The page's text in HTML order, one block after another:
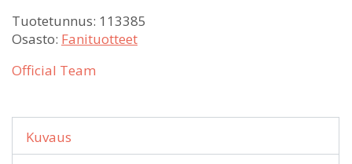
Tuotetunnus: 113385
Osasto: Fanituotteet
Official Team
Kuvaus